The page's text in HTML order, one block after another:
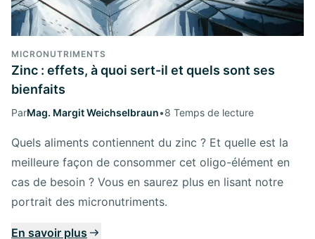
MICRONUTRIMENTS
Zinc : effets, à quoi sert-il et quels sont ses
bienfaits
ParMag. Margit Weichselbraun•8 Temps de lecture
Quels aliments contiennent du zinc ? Et quelle est la
meilleure façon de consommer cet oligo-élément en
cas de besoin ? Vous en saurez plus en lisant notre
portrait des micronutriments.
En savoir plus